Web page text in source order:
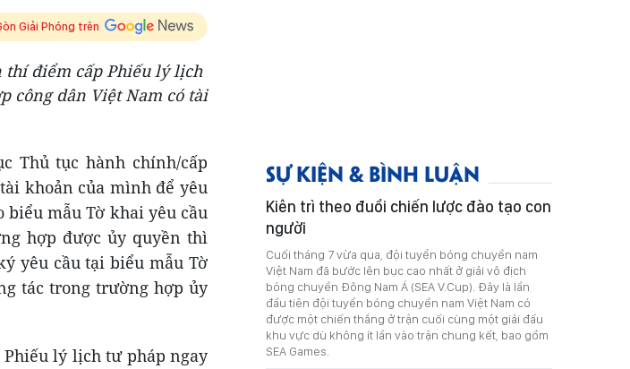
Giải Phóng trên
thí điểm cấp Phiếu lý lịch
công dân Việt Nam có tài
Thủ tục hành chính/cấp
khoản của mình để yêu
mẫu Tờ khai yêu cầu
hợp được ủy quyền thì
yêu cầu tại biểu mẫu Tờ
tác trong trường hợp ủy
lý lịch tư pháp ngay
SỰ KIỆN & BÌNH LUẬN
Kiên trì theo đuổi chiến lược đào tạo con
người
Cuối tháng 7 vừa qua, đội tuyển bóng chuyền nam
Việt Nam đã bước lên bục cao nhất ở giải vô địch
bóng chuyền Đông Nam Á (SEA V.Cup). Đây là lần
đầu tiên đội tuyển bóng chuyền nam Việt Nam có
được một chiến thắng ở trận cuối cùng một giải đấu
khu vực dù không ít lần vào trận chung kết, bao gồm
SEA Games.